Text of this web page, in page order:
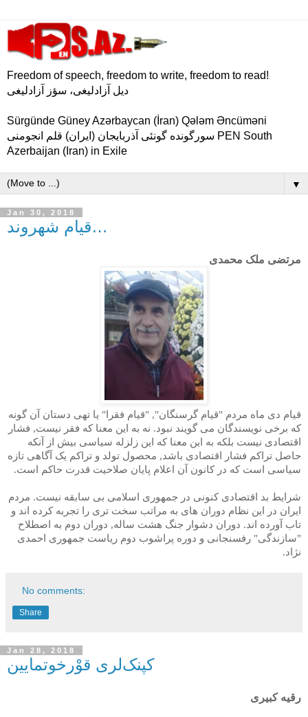
Freedom of speech, freedom to write, freedom to read!
دیل آزادلیغی، سؤز آزادلیغی
Sürgünde Güney Azərbaycan (İran) Qələm Əncüməni
سورگونده گونئی آذربایجان (ایران) قلم انجومنی PEN South
Azerbaijan (Iran) in Exile
▼
Jan 30, 2018
قیام شهروند…
مرتضی ملک محمدی
قیام دی ماه مردم "قیام گرسنگان", "قیام فقرا" یا تهی دستان آن گونه
که برخی نویسندگان می گویند نبود. نه به این معنا که فقر نیست, فشار
اقتصادی نیست بلکه به این معنا که این زلزله سیاسی بیش از آنکه
حاصل تراکم فشار اقتصادی باشد, محصول تولد و تراکم یک آگاهی تازه
سیاسی است که در کانون آن اعلام پایان صلاحیت قدرت حاکم است.
شرایط بد اقتصادی کنونی در جمهوری اسلامی بی سابقه نیست. مردم
ایران در این نظام دوران های به مراتب سخت تری را تجربه کرده اند و
تاب آورده اند. دوران دشوار جنگ هشت ساله, دوران دوم به اصطلاح
"سازندگی" رفسنجانی و دوره پراشوب دوم ریاست جمهوری احمدی
نژاد.
No comments:
Share
Jan 28, 2018
کپنک‌لری قوْرخوتمایین
رقیه کبیری